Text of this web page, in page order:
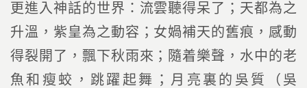
更進入神話的世界：流雲聽得呆了；天都為之
升溫，紫皇為之動容；女媧補天的舊痕，感動
得裂開了，飄下秋雨來；隨着樂聲，水中的老
魚和瘦蛟，跳躍起舞；月亮裏的吳質（吳